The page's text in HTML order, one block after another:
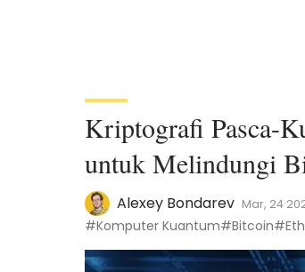
Kriptografi Pasca-
untuk Melindungi
Alexey Bondarev Mar, 24
#Komputer Kuantum#Bitcoin